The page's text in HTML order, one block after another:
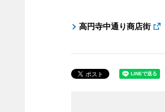
高円寺中通り商店街